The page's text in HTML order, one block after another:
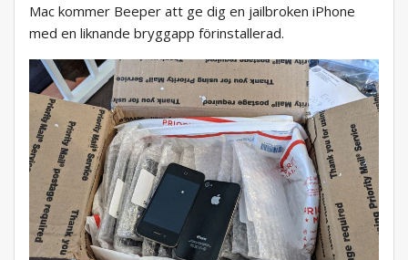
Mac kommer Beeper att ge dig en jailbroken iPhone
med en liknande bryggapp förinstallerad.